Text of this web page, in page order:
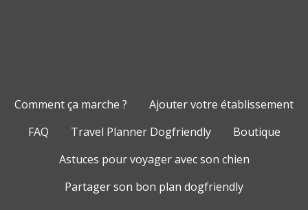
Comment ça marche ?
Ajouter votre établissement
FAQ
Travel Planner Dogfriendly
Boutique
Astuces pour voyager avec son chien
Partager son bon plan dogfriendly